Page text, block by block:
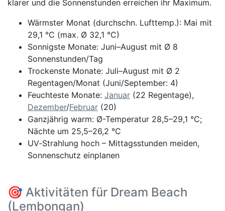
klarer und die Sonnenstunden erreichen ihr Maximum.
Wärmster Monat (durchschn. Lufttemp.): Mai mit
29,1 °C (max. Ø 32,1 °C)
Sonnigste Monate: Juni–August mit Ø 8
Sonnenstunden/Tag
Trockenste Monate: Juli–August mit Ø 2
Regentagen/Monat (Juni/September: 4)
Feuchteste Monate: Januar (22 Regentage),
Dezember/Februar (20)
Ganzjährig warm: Ø-Temperatur 28,5–29,1 °C;
Nächte um 25,5–26,2 °C
UV‑Strahlung hoch – Mittagsstunden meiden,
Sonnenschutz einplanen
🎯 Aktivitäten für Dream Beach
(Lembongan)